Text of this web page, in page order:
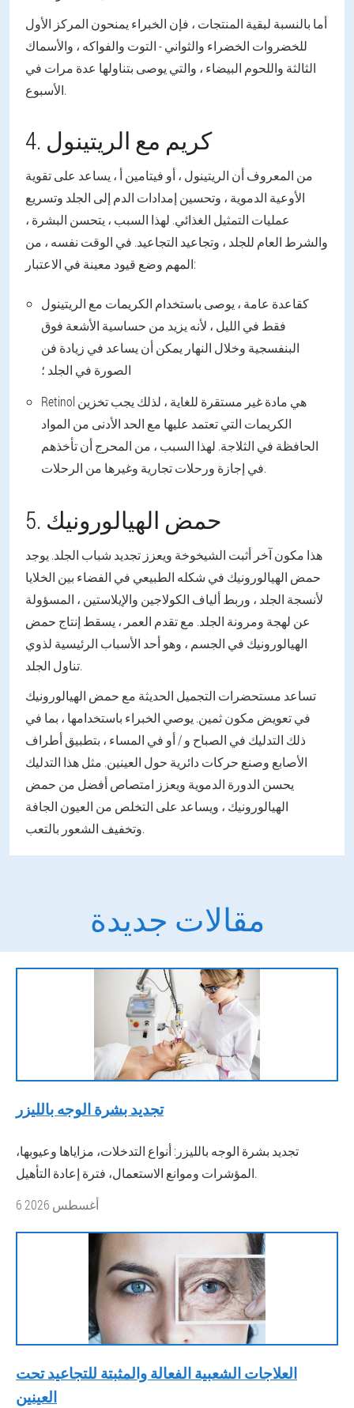
أما بالنسبة لبقية المنتجات ، فإن الخبراء يمنحون المركز الأول
للخضروات الخضراء والثواني - التوت والفواكه ، والأسماك
الثالثة واللحوم البيضاء ، والتي يوصى بتناولها عدة مرات في
الأسبوع.
4. كريم مع الريتينول
من المعروف أن الريتينول ، أو فيتامين أ ، يساعد على تقوية
الأوعية الدموية ، وتحسين إمدادات الدم إلى الجلد وتسريع
عمليات التمثيل الغذائي. لهذا السبب ، يتحسن البشرة ،
والشرط العام للجلد ، وتجاعيد التجاعيد. في الوقت نفسه ، من
المهم وضع قيود معينة في الاعتبار:
كقاعدة عامة ، يوصى باستخدام الكريمات مع الريتينول
فقط في الليل ، لأنه يزيد من حساسية الأشعة فوق
البنفسجية وخلال النهار يمكن أن يساعد في زيادة فن
الصورة في الجلد ؛
Retinol هي مادة غير مستقرة للغاية ، لذلك يجب تخزين
الكريمات التي تعتمد عليها مع الحد الأدنى من المواد
الحافظة في الثلاجة. لهذا السبب ، من المحرج أن تأخذهم
في إجازة ورحلات تجارية وغيرها من الرحلات.
5. حمض الهيالورونيك
هذا مكون آخر أثبت الشيخوخة ويعزز تجديد شباب الجلد. يوجد
حمض الهيالورونيك في شكله الطبيعي في الفضاء بين الخلايا
لأنسجة الجلد ، وربط ألياف الكولاجين والإيلاستين ، المسؤولة
عن لهجة ومرونة الجلد. مع تقدم العمر ، يسقط إنتاج حمض
الهيالورونيك في الجسم ، وهو أحد الأسباب الرئيسية لذوي
تناول الجلد.
تساعد مستحضرات التجميل الحديثة مع حمض الهيالورونيك
في تعويض مكون ثمين. يوصي الخبراء باستخدامها ، بما في
ذلك التدليك في الصباح و / أو في المساء ، بتطبيق أطراف
الأصابع وصنع حركات دائرية حول العينين. مثل هذا التدليك
يحسن الدورة الدموية ويعزز امتصاص أفضل من حمض
الهيالورونيك ، ويساعد على التخلص من العيون الجافة
وتخفيف الشعور بالتعب.
مقالات جديدة
تجديد بشرة الوجه بالليزر
تجديد بشرة الوجه بالليزر: أنواع التدخلات، مزاياها وعيوبها،
المؤشرات وموانع الاستعمال، فترة إعادة التأهيل.
6 أغسطس 2026
العلاجات الشعبية الفعالة والمثبتة للتجاعيد تحت
العينين